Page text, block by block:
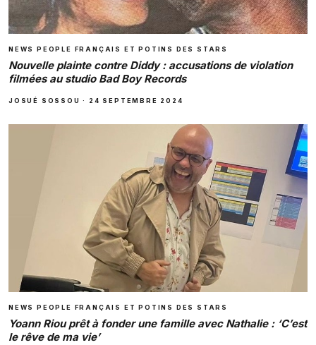
NEWS PEOPLE FRANÇAIS ET POTINS DES STARS
Nouvelle plainte contre Diddy : accusations de violation
filmées au studio Bad Boy Records
JOSUÉ SOSSOU · 24 SEPTEMBRE 2024
NEWS PEOPLE FRANÇAIS ET POTINS DES STARS
Yoann Riou prêt à fonder une famille avec Nathalie : ‘C’est
le rêve de ma vie’